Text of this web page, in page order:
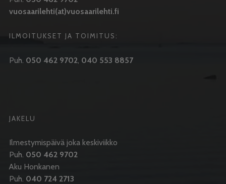
vuosaarilehti(at)vuosaarilehti.fi
ILMOITUKSET JA TOIMITUS:
Puh. 050 462 9702, 040 553 8857
JAKELU
Ilmestymispäivä joka keskiviikko
Puh. 050 462 9702
Aku Honkanen
Puh. 040 724 2713